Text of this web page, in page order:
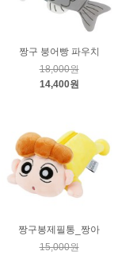
짱구 붕어빵 파우치
18,000원
14,400원
짱구봉제필통_짱아
15,000원